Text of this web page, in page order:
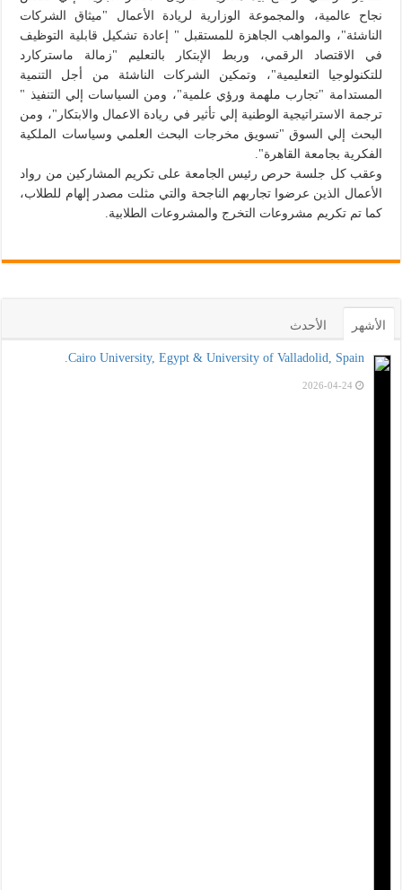
نجاح عالمية، والمجموعة الوزارية لريادة الأعمال "ميثاق الشركات
الناشئة"، والمواهب الجاهزة للمستقبل " إعادة تشكيل قابلية التوظيف
في الاقتصاد الرقمي، وربط الإبتكار بالتعليم "زمالة ماستركارد
للتكنولوجيا التعليمية"، وتمكين الشركات الناشئة من أجل التنمية
المستدامة "تجارب ملهمة ورؤي علمية"، ومن السياسات إلي التنفيذ "
ترجمة الاستراتيجية الوطنية إلي تأثير في ريادة الاعمال والابتكار"، ومن
البحث إلي السوق "تسويق مخرجات البحث العلمي وسياسات الملكية
الفكرية بجامعة القاهرة".
وعقب كل جلسة حرص رئيس الجامعة على تكريم المشاركين من رواد
الأعمال الذين عرضوا تجاربهم الناجحة والتي مثلت مصدر إلهام للطلاب،
كما تم تكريم مشروعات التخرج والمشروعات الطلابية.
الأشهر الأحدث
Cairo University, Egypt & University of Valladolid, Spain.
2026-04-24